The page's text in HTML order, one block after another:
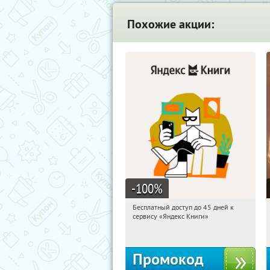
Похожие акции:
-100%
05:49:37
Получи первым!
Бесплатный доступ до 45 дней к
сервису «Яндекс Книги»
Промокод